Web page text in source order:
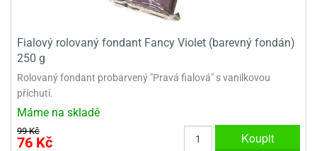
Fialový rolovaný fondant Fancy Violet (barevný fondán)
250 g
Rolovaný fondant probarvený "Pravá fialová" s vanilkovou
příchutí.
Máme na skladě
99 Kč
76 Kč Koupit